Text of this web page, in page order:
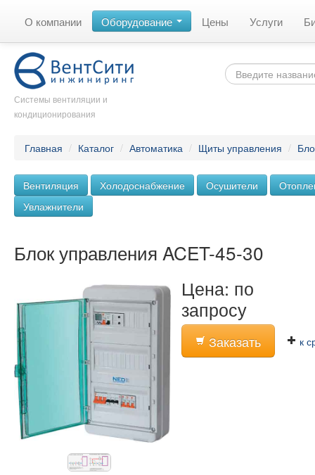
О компании Оборудование Цены Услуги
Системы вентиляции и
кондиционирования
Главная / Каталог / Автоматика / Щиты управления /
Вентиляция Холодоснабжение Осушители
Увлажнители
Блок управления ACET-45-30
Цена: по
запросу
Заказать к